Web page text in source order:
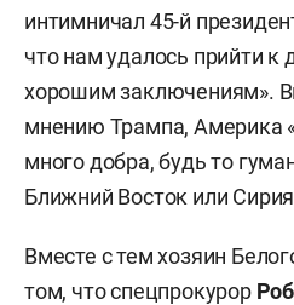
интимничал 45-й
что нам удалось прийти к
хорошим заключениям».
мнению Трампа, Америка
много добра, будь то
Ближний Восток или
Вместе с тем хозяин
том, что спецпрокурор